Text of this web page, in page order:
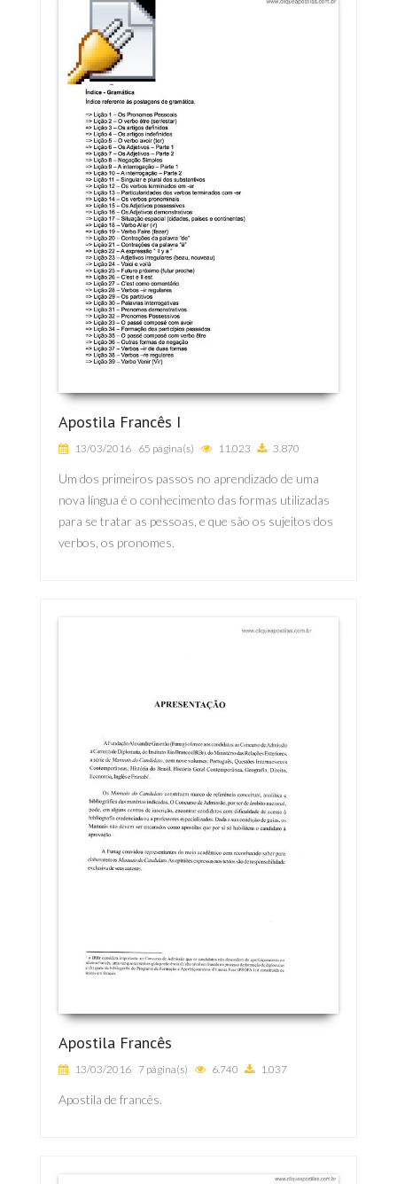
Apostila Francês I
13/03/2016 65 página(s) 11.023 3.870
Um dos primeiros passos no aprendizado de uma
nova língua é o conhecimento das formas utilizadas
para se tratar as pessoas, e que são os sujeitos dos
verbos, os pronomes.
Apostila Francês
13/03/2016 7 página(s) 6.740 1.037
Apostila de francês.